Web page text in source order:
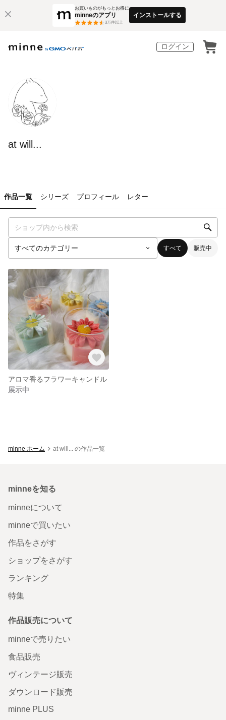
お買いものがもっとお得に
minneのアプリ
3万件以上
インストールする
ログイン
at will...
作品一覧 シリーズ プロフィール レター
すべて 販売中
アロマ香るフラワーキャンドル
展示中
minne ホーム at will... の作品一覧
minneを知る
minneについて
minneで買いたい
作品をさがす
ショップをさがす
ランキング
特集
作品販売について
minneで売りたい
食品販売
ヴィンテージ販売
ダウンロード販売
minne PLUS